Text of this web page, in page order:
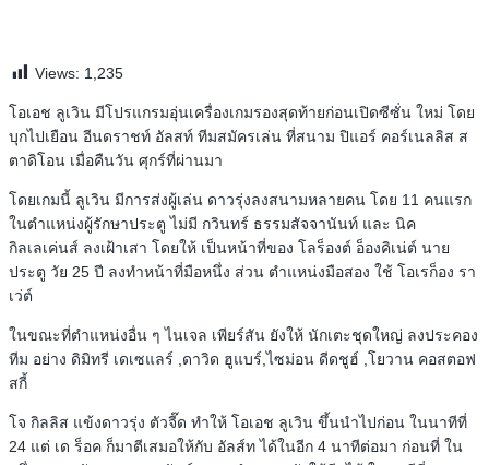
Views: 1,235
โอเอช ลูเวิน มีโปรแกรมอุ่นเครื่องเกมรองสุดท้ายก่อนเปิดซีซั่น ใหม่ โดย
บุกไปเยือน อีนดราชท์ อัลสท์ ทีมสมัครเล่น ที่สนาม ปิแอร์ คอร์เนลลิส ส
ตาดิโอน เมื่อคืนวัน ศุกร์ที่ผ่านมา
โดยเกมนี้ ลูเวิน มีการส่งผู้เล่น ดาวรุ่งลงสนามหลายคน โดย 11 คนแรก
ในตำแหน่งผู้รักษาประตู ไม่มี กวินทร์ ธรรมสัจจานันท์ และ นิค
กิลเลเค่นส์ ลงเฝ้าเสา โดยให้ เป็นหน้าที่ของ โลร็องต์ อ็องคิเน่ต์ นาย
ประตู วัย 25 ปี ลงทำหน้าที่มือหนึ่ง ส่วน ตำแหน่งมือสอง ใช้ โอเรก็อง รา
เว่ต์
ในขณะที่ตำแหน่งอื่น ๆ ไนเจล เพียร์สัน ยังให้ นักเตะชุดใหญ่ ลงประคอง
ทีม อย่าง ดิมิทรี เดเซแลร์ ,ดาวิด ฮูแบร์,ไซม่อน ดีดชูฮ์ ,โยวาน คอสตอฟ
สกี้
โจ กิลลิส แข้งดาวรุ่ง ตัวจี๊ด ทำให้ โอเอช ลูเวิน ขึ้นนำไปก่อน ในนาทีที่
24 แต่ เด ร็อค ก็มาตีเสมอให้กับ อัลส์ท ได้ในอีก 4 นาทีต่อมา ก่อนที่ ใน